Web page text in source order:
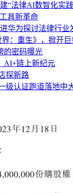
“法律AI数智化实
具新革命
华为探讨法律行业
：重生》，掀开巨
的密码曝光
AI+链上新纪元
探新路
级认证跑道落地中